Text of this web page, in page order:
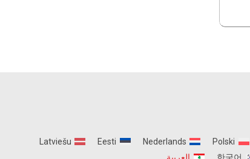
Polski
Nederlands
Eesti
Latviešu